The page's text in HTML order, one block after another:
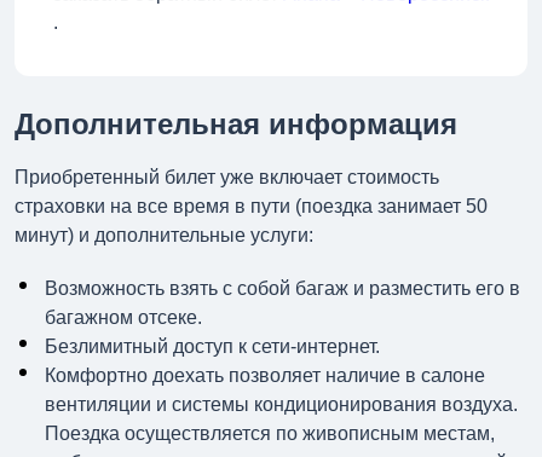
.
Дополнительная информация
Приобретенный билет уже включает стоимость
страховки на все время в пути (поездка занимает 50
минут) и дополнительные услуги:
Возможность взять с собой багаж и разместить его в
багажном отсеке.
Безлимитный доступ к сети-интернет.
Комфортно доехать позволяет наличие в салоне
вентиляции и системы кондиционирования воздуха.
Поездка осуществляется по живописным местам,